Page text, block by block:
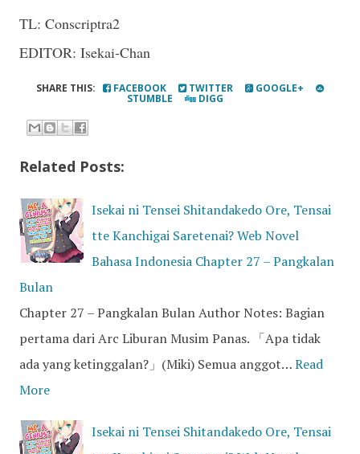
TL: Conscriptra2
EDITOR: Isekai-Chan
SHARE THIS: FACEBOOK TWITTER GOOGLE+
STUMBLE DIGG
Related Posts:
Isekai ni Tensei Shitandakedo Ore, Tensai
tte Kanchigai Saretenai? Web Novel
Bahasa Indonesia Chapter 27 – Pangkalan
Bulan
Chapter 27 – Pangkalan Bulan Author Notes: Bagian
pertama dari Arc Liburan Musim Panas. 「Apa tidak
ada yang ketinggalan?」(Miki) Semua anggot…Read
More
Isekai ni Tensei Shitandakedo Ore, Tensai